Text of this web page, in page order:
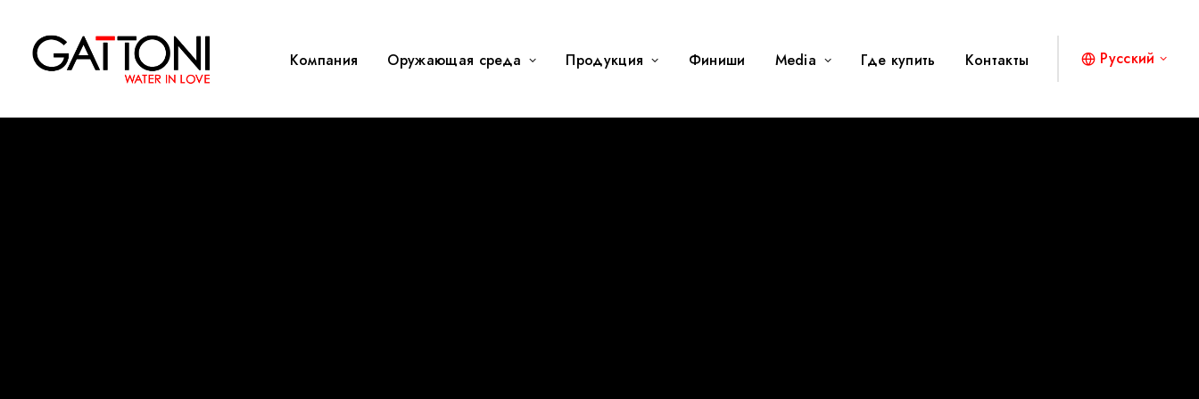
Компания Oружающая среда Продукция Финиши Media Где купить Контакты Русский